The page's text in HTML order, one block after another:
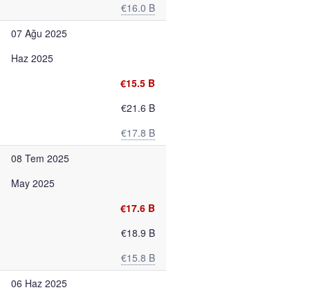
€16.0 B
07 Ağu 2025
Haz 2025
€15.5 B
€21.6 B
€17.8 B
08 Tem 2025
May 2025
€17.6 B
€18.9 B
€15.8 B
06 Haz 2025